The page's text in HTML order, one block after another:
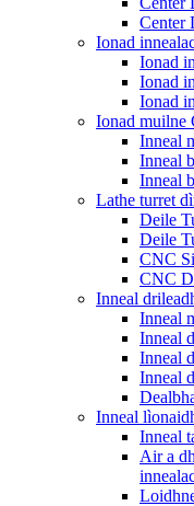
Center
Ionad
Ionad
Ionad
Ionad
Ionad muilne
Inneal
Inneal
Inneal
Lathe turret
Deile
Deile
CNC
CNC
Inneal
Inneal
Inneal
Inneal
Inneal
Inneal
Inneal
Air a